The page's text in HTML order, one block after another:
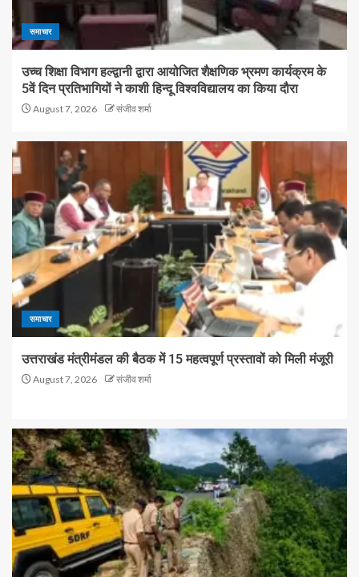
समाचार
उच्च शिक्षा विभाग हल्द्वानी द्वारा आयोजित शैक्षणिक भ्रमण कार्यक्रम के
5वें दिन प्रतिभागियों ने काशी हिन्दू विश्वविद्यालय का किया दौरा
August 7, 2026 संजीव शर्मा
समाचार
उत्तराखंड मंत्रीमंडल की बैठक में 15 महत्वपूर्ण प्रस्तावों को मिली मंजूरी
August 7, 2026 संजीव शर्मा